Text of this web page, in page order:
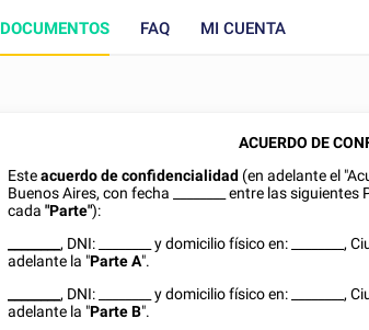
DOCUMENTOS FAQ MI CUENTA
ACUERDO DE
Esteacuerdo de confidencialidad (en adelante el
Buenos Aires, con fecha
entre las siguientes
cada"Parte"):
, DNI: y domicilio físico en:
,
adelante la "Parte A".
, DNI: y domicilio físico en:
,
adelante la "Parte B".